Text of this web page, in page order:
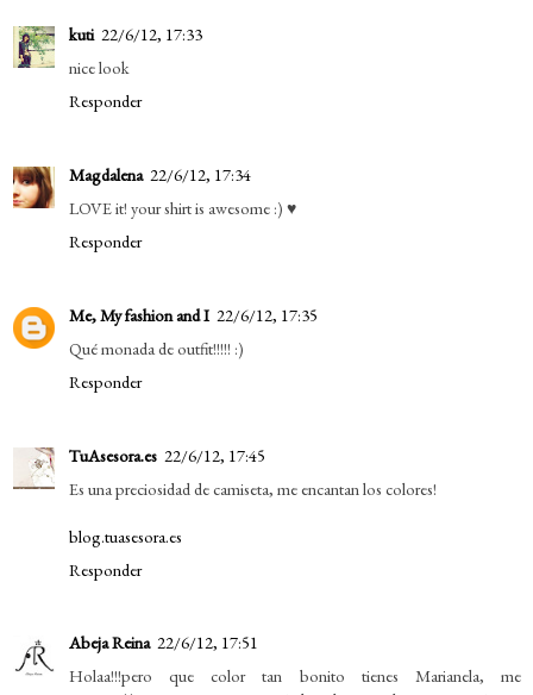
kuti 22/6/12, 17:33
nice look
Responder
Magdalena 22/6/12, 17:34
LOVE it! your shirt is awesome :) ♥
Responder
Me, My fashion and I 22/6/12, 17:35
Qué monada de outfit!!!!! :)
Responder
TuAsesora.es 22/6/12, 17:45
Es una preciosidad de camiseta, me encantan los colores!
blog.tuasesora.es
Responder
Abeja Reina 22/6/12, 17:51
Holaa!!!pero que color tan bonito tienes Marianela, me